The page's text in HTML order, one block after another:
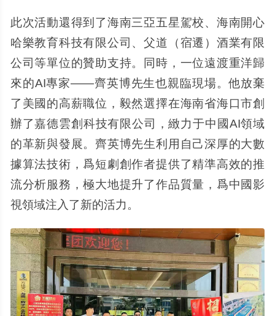
此次活動還得到了海南三亞五星駕校、海南開心
哈樂教育科技有限公司、父道（宿遷）酒業有限
公司等單位的贊助支持。同時，一位遠渡重洋歸
來的AI專家——齊英博先生也親臨現場。他放棄
了美國的高薪職位，毅然選擇在海南省海口市創
辦了嘉德雲創科技有限公司，緻力于中國AI領域
的革新與發展。齊英博先生利用自己深厚的大數
據算法技術，爲短劇創作者提供了精準高效的推
流分析服務，極大地提升了作品質量，爲中國影
視領域注入了新的活力。